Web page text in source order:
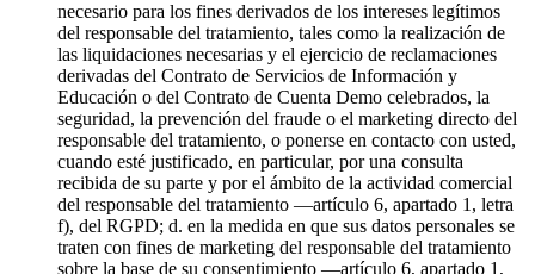
necesario para los fines derivados de los intereses legítimos
del responsable del tratamiento, tales como la realización de
las liquidaciones necesarias y el ejercicio de reclamaciones
derivadas del Contrato de Servicios de Información y
Educación o del Contrato de Cuenta Demo celebrados, la
seguridad, la prevención del fraude o el marketing directo del
responsable del tratamiento, o ponerse en contacto con usted,
cuando esté justificado, en particular, por una consulta
recibida de su parte y por el ámbito de la actividad comercial
del responsable del tratamiento —artículo 6, apartado 1, letra
f), del RGPD; d. en la medida en que sus datos personales se
traten con fines de marketing del responsable del tratamiento
sobre la base de su consentimiento —artículo 6, apartado 1,